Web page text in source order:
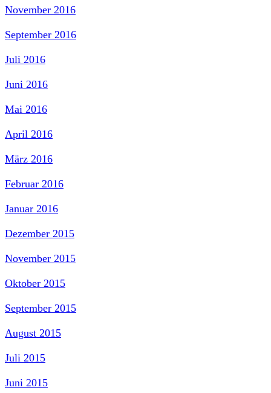
November 2016
September 2016
Juli 2016
Juni 2016
Mai 2016
April 2016
März 2016
Februar 2016
Januar 2016
Dezember 2015
November 2015
Oktober 2015
September 2015
August 2015
Juli 2015
Juni 2015